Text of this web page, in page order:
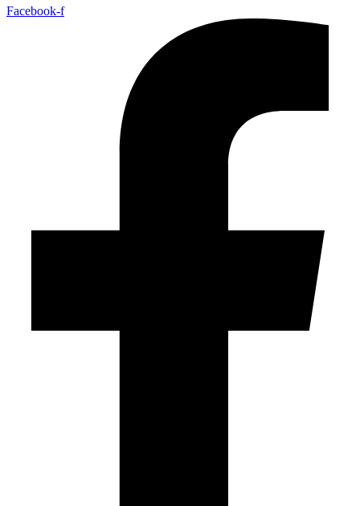
Facebook-f